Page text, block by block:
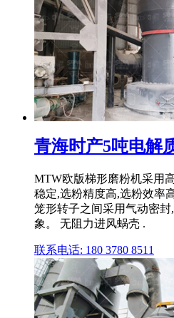
青海时产5吨电解
MTW欧版梯形磨粉机采用
稳定,选粉精度高,选粉效率
笼形转子之间采用气动密
象。 无阻力进风蜗壳 .
联系电话: 180 3780 8511